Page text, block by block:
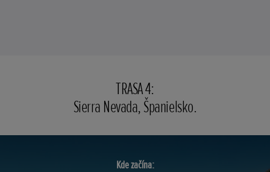
TRASA 4:
Sierra Nevada, Španielsko.
Kde začína: